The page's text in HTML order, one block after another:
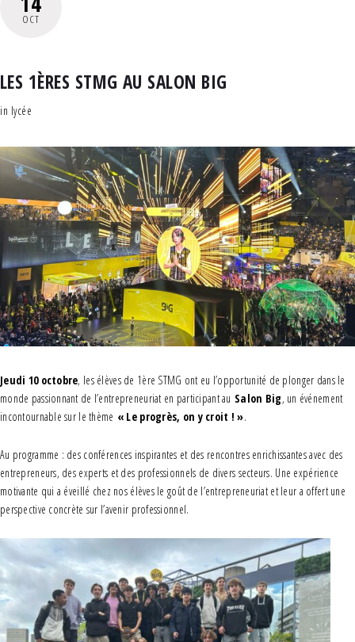
OCT
LES 1ÈRES STMG AU SALON BIG
in lycée
Jeudi 10 octobre, les élèves de 1ère STMG ont eu l’opportunité de plonger dans le
monde passionnant de l’entrepreneuriat en participant au Salon Big, un événement
incontournable sur le thème « Le progrès, on y croit ! ».
Au programme : des conférences inspirantes et des rencontres enrichissantes avec des
entrepreneurs, des experts et des professionnels de divers secteurs. Une expérience
motivante qui a éveillé chez nos élèves le goût de l’entrepreneuriat et leur a offert une
perspective concrète sur l’avenir professionnel.